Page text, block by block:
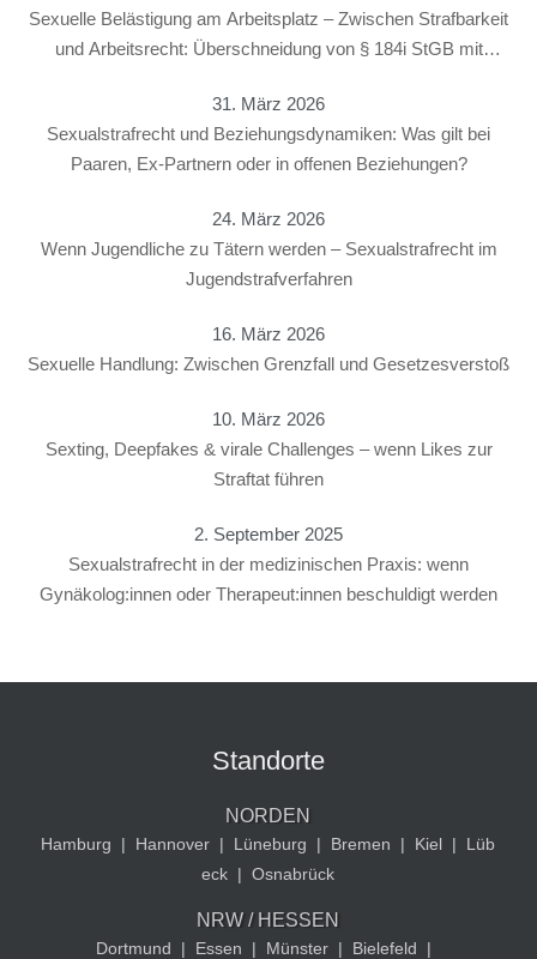
Sexuelle Belästigung am Arbeitsplatz – Zwischen Strafbarkeit
und Arbeitsrecht: Überschneidung von § 184i StGB mit
31. März 2026
Sexualstrafrecht und Beziehungsdynamiken: Was gilt bei
Paaren, Ex-Partnern oder in offenen Beziehungen?
24. März 2026
Wenn Jugendliche zu Tätern werden – Sexualstrafrecht im
Jugendstrafverfahren
16. März 2026
Sexuelle Handlung: Zwischen Grenzfall und Gesetzesverstoß
10. März 2026
Sexting, Deepfakes & virale Challenges – wenn Likes zur
Straftat führen
2. September 2025
Sexualstrafrecht in der medizinischen Praxis: wenn
Gynäkolog:innen oder Therapeut:innen beschuldigt werden
Standorte
NORDEN
Hamburg | Hannover | Lüneburg | Bremen | Kiel |
Lüb
eck | Osnabrück
NRW / HESSEN
Dortmund | Essen | Münster | Bielefeld
|